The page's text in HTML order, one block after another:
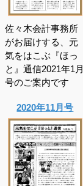
佐々木会計事務所
がお届けする、元
気をはこぶ『ほっ
と』通信2021年1月
号のご案内です
2020年11月号